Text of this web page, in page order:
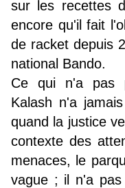
sur les recettes
encore qu'il fait
de racket depuis
national Bando.
Ce qui n'a pas
Kalash n'a
quand la justice
contexte des
menaces, le
vague ; il n'a pas